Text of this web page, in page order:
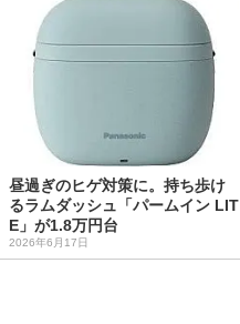
昼過ぎのヒゲ対策に。持ち歩け
るラムダッシュ「パームイン LIT
E」が1.8万円台
2026年6月17日